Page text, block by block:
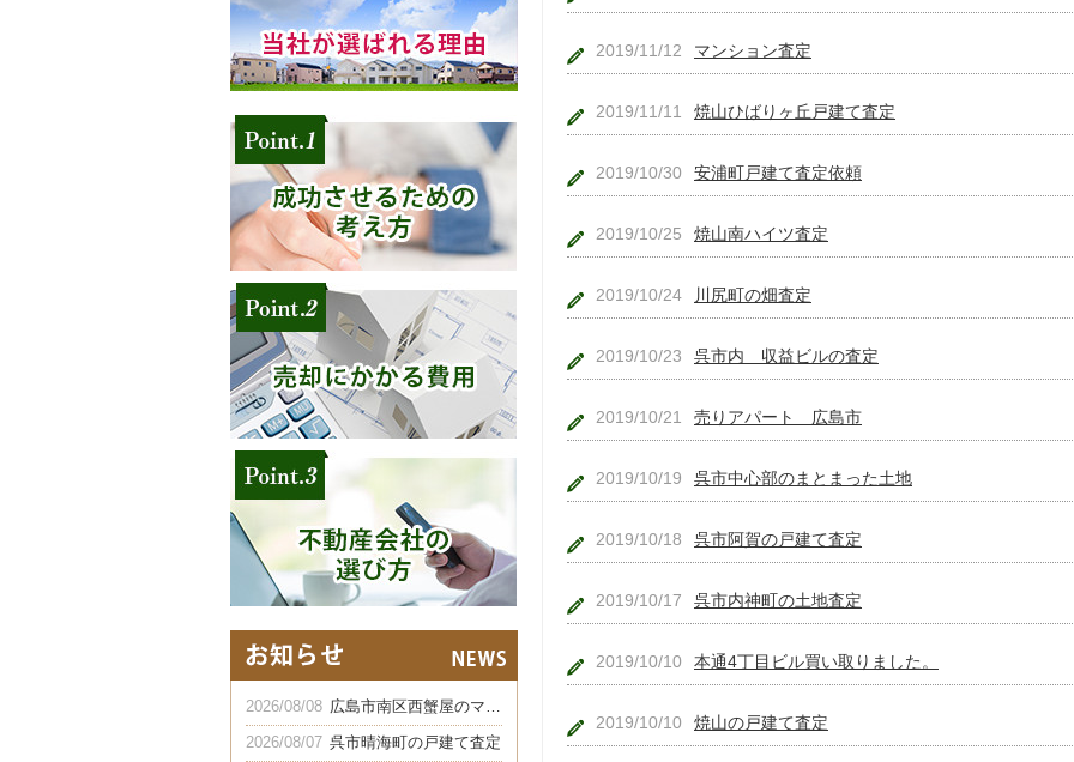
2019/11/12 マンション査定
2019/11/11 焼山ひばりヶ丘戸建て査定
2019/10/30 安浦町戸建て査定依頼
2019/10/25 焼山南ハイツ査定
2019/10/24 川尻町の畑査定
2019/10/23 呉市内 収益ビルの査定
2019/10/21 売りアパート 広島市
2019/10/19 呉市中心部のまとまった土地
2019/10/18 呉市阿賀の戸建て査定
2019/10/17 呉市内神町の土地査定
2019/10/10 本通4丁目ビル買い取りました。
2019/10/10 焼山の戸建て査定
2026/08/08 広島市南区西蟹屋のマンション査定
2026/08/07 呉市晴海町の戸建て査定